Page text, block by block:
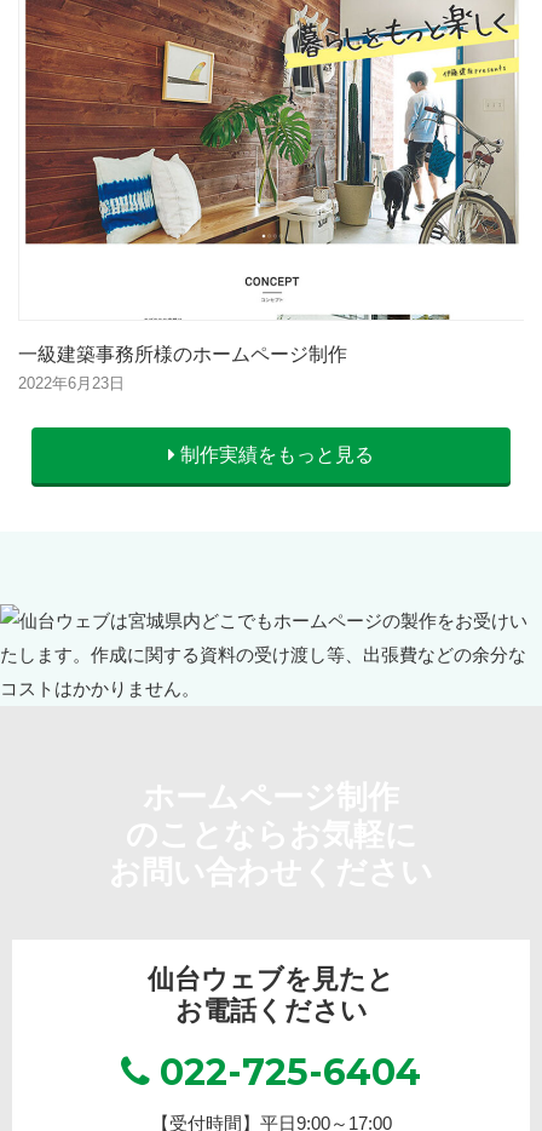
一級建築事務所様のホームページ制作
2022年6月23日
制作実績をもっと見る
仙台ウェブを見たと
お電話ください
022-725-6404
【受付時間】平日9:00～17:00